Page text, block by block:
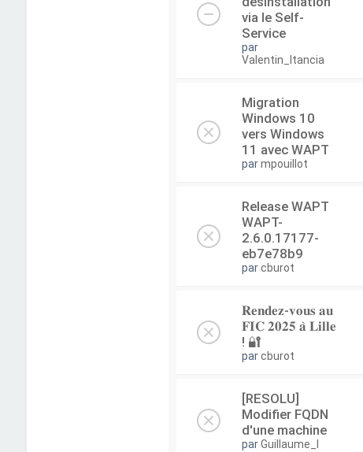
via le Self-
Service
par
Valentin_Itancia
Migration
Windows 10
vers Windows
11 avec WAPT
parmpouillot
Release WAPT
WAPT-
2.6.0.17177-
eb7e78b9
parcburot
𝐑𝐞𝐧𝐝𝐞𝐳-𝐯𝐨𝐮𝐬 𝐚𝐮
𝐅𝐈𝐂 𝟐𝟎𝟐𝟓 𝐚̀ 𝐋𝐢𝐥𝐥𝐞
! 🔐
parcburot
[RESOLU]
Modifier FQDN
d'une machine
parGuillaume_I